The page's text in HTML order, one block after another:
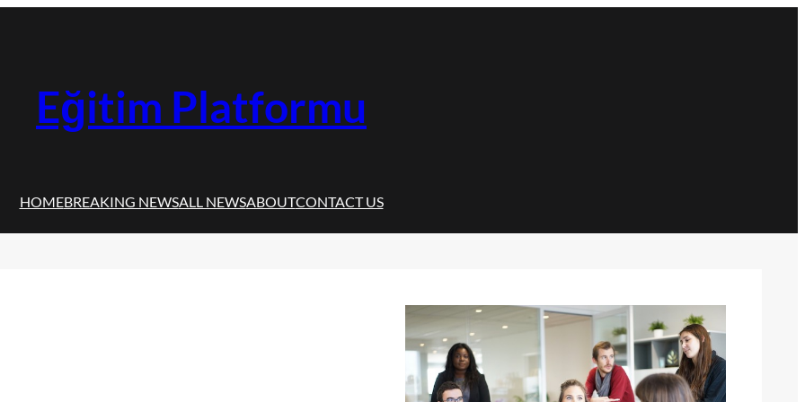
Eğitim Platformu
HOMEBREAKING NEWSALL NEWSABOUTCONTACT US